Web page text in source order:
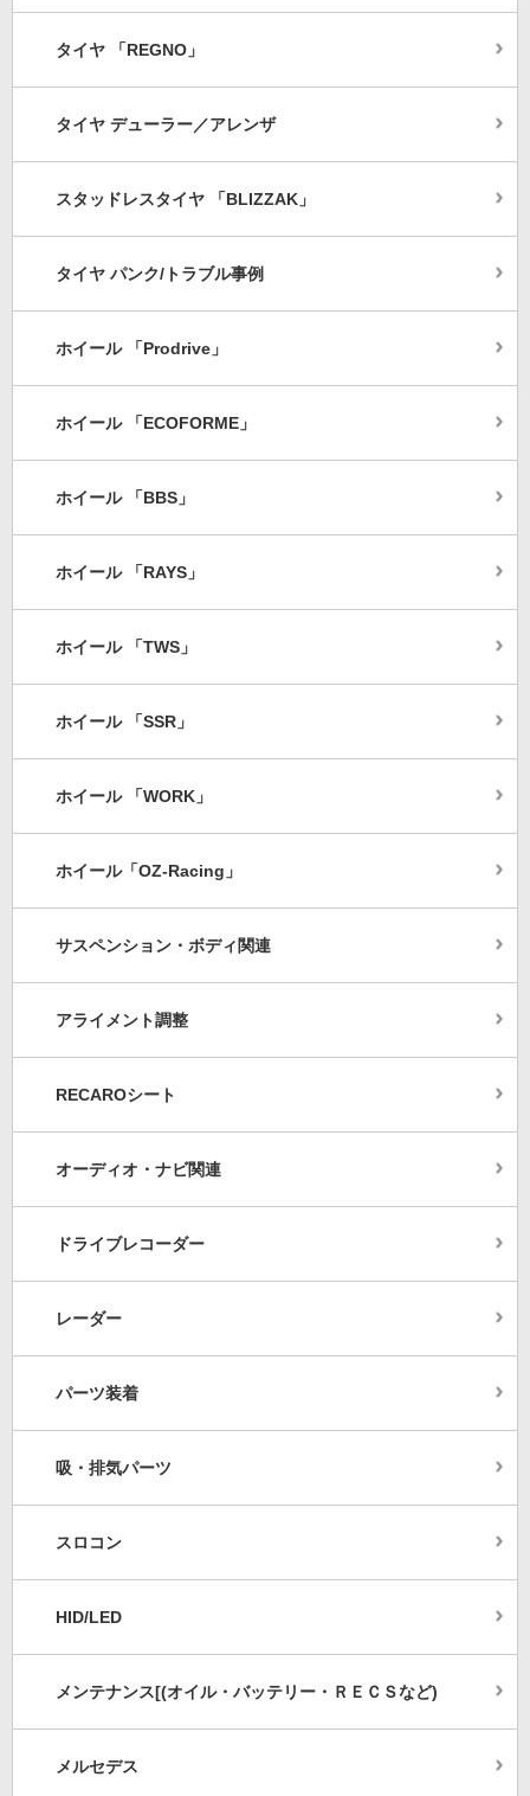
タイヤ 「REGNO」
タイヤ デューラー／アレンザ
スタッドレスタイヤ 「BLIZZAK」
タイヤ パンク/トラブル事例
ホイール 「Prodrive」
ホイール 「ECOFORME」
ホイール 「BBS」
ホイール 「RAYS」
ホイール 「TWS」
ホイール 「SSR」
ホイール 「WORK」
ホイール「OZ-Racing」
サスペンション・ボディ関連
アライメント調整
RECAROシート
オーディオ・ナビ関連
ドライブレコーダー
レーダー
パーツ装着
吸・排気パーツ
スロコン
HID/LED
メンテナンス[(オイル・バッテリー・ＲＥＣＳなど)
メルセデス